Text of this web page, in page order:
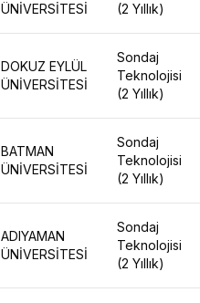
ÜNİVERSİTESİ
(2 Yıllık)
DOKUZ EYLÜL
ÜNİVERSİTESİ
Sondaj
Teknolojisi
(2 Yıllık)
BATMAN
ÜNİVERSİTESİ
Sondaj
Teknolojisi
(2 Yıllık)
ADIYAMAN
ÜNİVERSİTESİ
Sondaj
Teknolojisi
(2 Yıllık)